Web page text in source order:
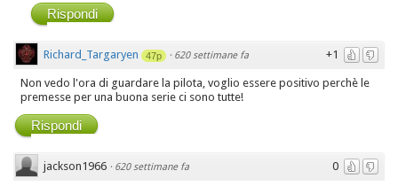
Rispondi
+1
Richard_Targaryen 47p · 620 settimane fa
Non vedo l'ora di guardare la pilota, voglio essere positivo perchè le
premesse per una buona serie ci sono tutte!
Rispondi
0
jackson1966 · 620 settimane fa